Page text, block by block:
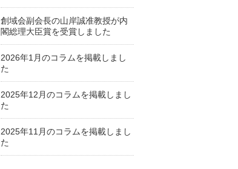
創域会副会長の山岸誠准教授が内
閣総理大臣賞を受賞しました
2026年1月のコラムを掲載しまし
た
2025年12月のコラムを掲載しまし
た
2025年11月のコラムを掲載しまし
た